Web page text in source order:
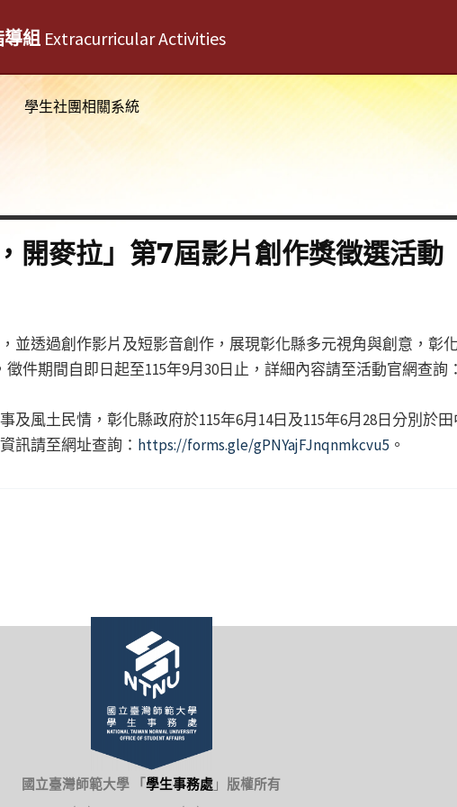
組 Extracurricular Activities
學生社團相關系統
開麥拉」第7屆影片創作獎徵選活動
並透過創作影片及短影音創作，展現彰化縣多元視角與創意，彰
件期間自即日起至115年9月30日止，詳細內容請至活動官網查詢：
及風土民情，彰化縣政府於115年6月14日及115年6月28日分別於
訊請至網址查詢： https://forms.gle/gPNYajFJnqnmkcvu5 。
國立臺灣師範大學 「 學生事務處 」 版權所有